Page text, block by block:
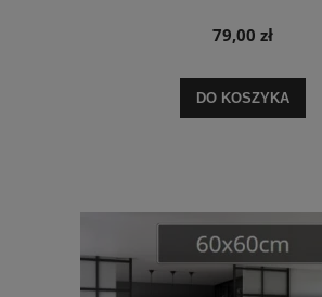
79,00 zł
DO KOSZYKA